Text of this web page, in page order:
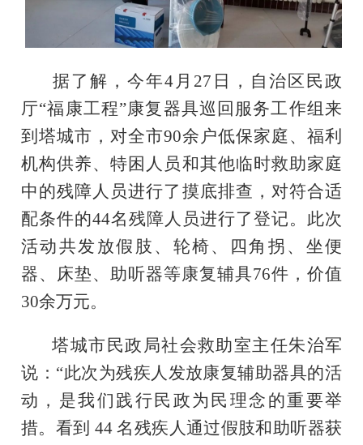
据了解，今年4月27日，自治区民政
厅“福康工程”康复器具巡回服务工作组来
到塔城市，对全市90余户低保家庭、福利
机构供养、特困人员和其他临时救助家庭
中的残障人员进行了摸底排查，对符合适
配条件的44名残障人员进行了登记。此次
活动共发放假肢、轮椅、四角拐、坐便
器、床垫、助听器等康复辅具76件，价值
30余万元。
塔城市民政局社会救助室主任朱治军
说：“此次为残疾人发放康复辅助器具的活
动，是我们践行民政为民理念的重要举
措。看到 44 名残疾人通过假肢和助听器获